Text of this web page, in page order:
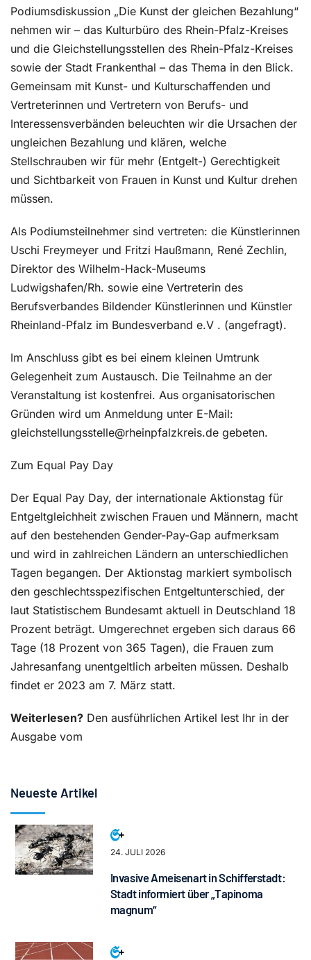
Podiumsdiskussion „Die Kunst der gleichen Bezahlung“
nehmen wir – das Kulturbüro des Rhein-Pfalz-Kreises
und die Gleichstellungsstellen des Rhein-Pfalz-Kreises
sowie der Stadt Frankenthal – das Thema in den Blick.
Gemeinsam mit Kunst- und Kulturschaffenden und
Vertreterinnen und Vertretern von Berufs- und
Interessensverbänden beleuchten wir die Ursachen der
ungleichen Bezahlung und klären, welche
Stellschrauben wir für mehr (Entgelt-) Gerechtigkeit
und Sichtbarkeit von Frauen in Kunst und Kultur drehen
müssen.
Als Podiumsteilnehmer sind vertreten: die Künstlerinnen
Uschi Freymeyer und Fritzi Haußmann, René Zechlin,
Direktor des Wilhelm-Hack-Museums
Ludwigshafen/Rh. sowie eine Vertreterin des
Berufsverbandes Bildender Künstlerinnen und Künstler
Rheinland-Pfalz im Bundesverband e.V . (angefragt).
Im Anschluss gibt es bei einem kleinen Umtrunk
Gelegenheit zum Austausch. Die Teilnahme an der
Veranstaltung ist kostenfrei. Aus organisatorischen
Gründen wird um Anmeldung unter E-Mail:
gleichstellungsstelle@rheinpfalzkreis.de gebeten.
Zum Equal Pay Day
Der Equal Pay Day, der internationale Aktionstag für
Entgeltgleichheit zwischen Frauen und Männern, macht
auf den bestehenden Gender-Pay-Gap aufmerksam
und wird in zahlreichen Ländern an unterschiedlichen
Tagen begangen. Der Aktionstag markiert symbolisch
den geschlechtsspezifischen Entgeltunterschied, der
laut Statistischem Bundesamt aktuell in Deutschland 18
Prozent beträgt. Umgerechnet ergeben sich daraus 66
Tage (18 Prozent von 365 Tagen), die Frauen zum
Jahresanfang unentgeltlich arbeiten müssen. Deshalb
findet er 2023 am 7. März statt.
Weiterlesen? Den ausführlichen Artikel lest Ihr in der
Ausgabe vom
Neueste Artikel
24. JULI 2026
Invasive Ameisenart in Schifferstadt:
Stadt informiert über „Tapinoma
magnum“